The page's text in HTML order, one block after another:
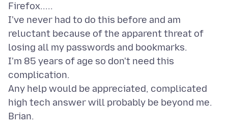
Firefox.....
I've never had to do this before and am
reluctant because of the apparent threat of
losing all my passwords and bookmarks.
I'm 85 years of age so don't need this
complication.
Any help would be appreciated, complicated
high tech answer will probably be beyond me.